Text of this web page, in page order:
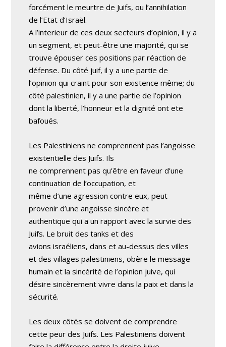
forcément le meurtre de Juifs, ou l’annihilation
de l’Etat d’Israël.
A l’interieur de ces deux secteurs d’opinion, il y a
un segment, et peut-être une majorité, qui se
trouve épouser ces positions par réaction de
défense. Du côté juif, il y a une partie de
l’opinion qui craint pour son existence même; du
côté palestinien, il y a une partie de l’opinion
dont la liberté, l’honneur et la dignité ont ete
bafoués.
Les Palestiniens ne comprennent pas l’angoisse
existentielle des Juifs. Ils
ne comprennent pas qu’être en faveur d’une
continuation de l’occupation, et
même d’une agression contre eux, peut
provenir d’une angoisse sincère et
authentique qui a un rapport avec la survie des
Juifs. Le bruit des tanks et des
avions israéliens, dans et au-dessus des villes
et des villages palestiniens, obère le message
humain et la sincérité de l’opinion juive, qui
désire sincèrement vivre dans la paix et dans la
sécurité.
Les deux côtés se doivent de comprendre
cette peur des Juifs. Les Palestiniens doivent